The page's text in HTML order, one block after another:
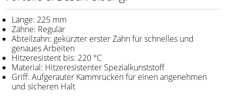
Fejic
e-kwip
Bürsten
Y.S. Park
Werkzeugtaschen
Y.S. Park Stielkamm Nr.112
(grün) Art.Nr.: 85Y112gr
Y.S. Park Stielkamm Nr.112
(pink) Art.Nr.: 85y112p
Y.S. Park Stielkamm Nr.112
(rot) Art.Nr.: 85y112r
Länge: 225 mm
Zähne: Regulär
Abteilzahn: gekürzter erster Zahn für schnelles und
genaues Arbeiten
Hitzeresistent bis: 220 °C
Material: Hitzeresistenter Spezialkunststoff
Griff: Aufgerauter Kammrücken für einen angenehmen
und sicheren Halt